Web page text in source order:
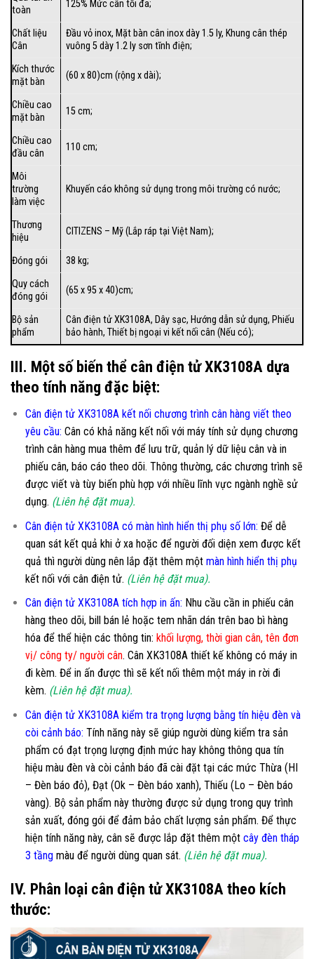
toàn
125% Mức cân tối đa;
Chất liệu
Cân
Đầu vỏ inox, Mặt bàn cân inox dày 1.5 ly, Khung cân thép
vuông 5 dày 1.2 ly sơn tĩnh điện;
Kích thước
mặt bàn
(60 x 80)cm (rộng x dài);
Chiều cao
mặt bàn
15 cm;
Chiều cao
đầu cân
110 cm;
Môi
trường
làm việc
Khuyến cáo không sử dụng trong môi trường có nước;
Thương
hiệu
CITIZENS – Mỹ (Lắp ráp tại Việt Nam);
Đóng gói
38 kg;
Quy cách
đóng gói
(65 x 95 x 40)cm;
Bộ sản
phẩm
Cân điện tử XK3108A, Dây sạc, Hướng dẫn sử dụng, Phiếu
bảo hành, Thiết bị ngoại vi kết nối cân (Nếu có);
III. Một số biến thể cân điện tử XK3108A dựa
theo tính năng đặc biệt:
Cân điện tử XK3108A kết nối chương trình cân hàng viết theo
yêu cầu: Cân có khả năng kết nối với máy tính sử dụng chương
trình cân hàng mua thêm để lưu trữ, quản lý dữ liệu cân và in
phiếu cân, báo cáo theo dõi. Thông thường, các chương trình sẽ
được viết và tùy biến phù hợp với nhiều lĩnh vực ngành nghề sử
dụng. (Liên hệ đặt mua).
Cân điện tử XK3108A có màn hình hiển thị phụ số lớn: Để dễ
quan sát kết quả khi ở xa hoặc để người đối diện xem được kết
quả thì người dùng nên lắp đặt thêm một màn hình hiển thị phụ
kết nối với cân điện tử. (Liên hệ đặt mua).
Cân điện tử XK3108A tích hợp in ấn: Nhu cầu cần in phiếu cân
hàng theo dõi, bill bán lẻ hoặc tem nhãn dán trên bao bì hàng
hóa để thể hiện các thông tin: khối lượng, thời gian cân, tên đơn
vị/ công ty/ người cân. Cân XK3108A thiết kế không có máy in
đi kèm. Để in ấn được thì sẽ kết nối thêm một máy in rời đi
kèm. (Liên hệ đặt mua).
Cân điện tử XK3108A kiểm tra trọng lượng bằng tín hiệu đèn và
còi cảnh báo: Tính năng này sẽ giúp người dùng kiểm tra sản
phẩm có đạt trọng lượng định mức hay không thông qua tín
hiệu màu đèn và còi cảnh báo đã cài đặt tại các mức Thừa (HI
– Đèn báo đỏ), Đạt (Ok – Đèn báo xanh), Thiếu (Lo – Đèn báo
vàng). Bộ sản phẩm này thường được sử dụng trong quy trình
sản xuất, đóng gói để đảm bảo chất lượng sản phẩm. Để thực
hiện tính năng này, cân sẽ được lắp đặt thêm một cây đèn tháp
3 tầngmàu để người dùng quan sát. (Liên hệ đặt mua).
IV. Phân loại cân điện tử XK3108A theo kích
thước: